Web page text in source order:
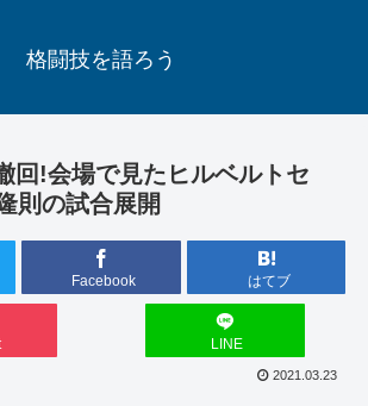
格闘技を語ろう
回!会場で見たヒルベルトセ
則の試合展開
Facebook はてブ
LINE
2021.03.23